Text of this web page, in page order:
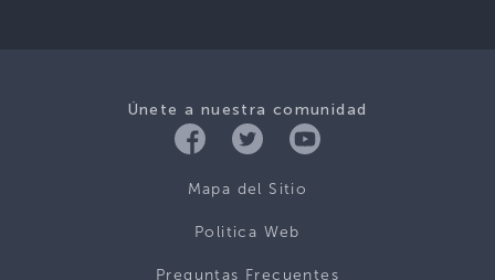
Únete a nuestra comunidad
Mapa del Sitio
Politica Web
Preguntas Frecuentes